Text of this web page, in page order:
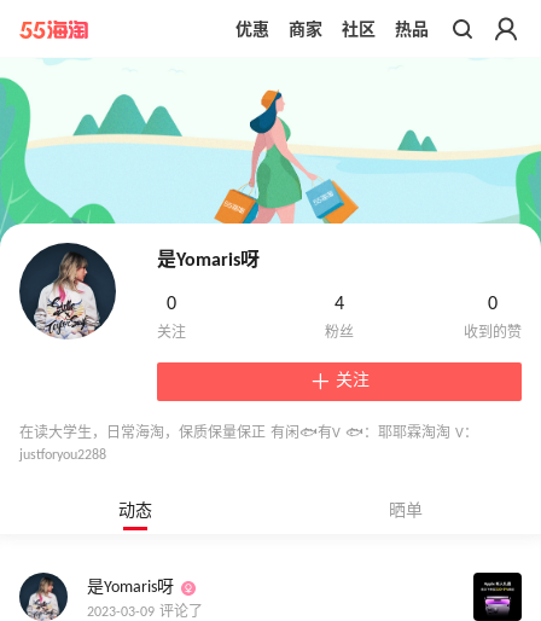
带你去官网买正品
优惠 商家 社区 热品
是Yomaris呀
0 4 0
关注
在读大学生，日常海淘，保质保量保正 有闲🐟有V 🐟：耶耶霖淘淘 V：
justforyou2288
动态 晒单
是Yomaris呀
2023-03-09 评论了